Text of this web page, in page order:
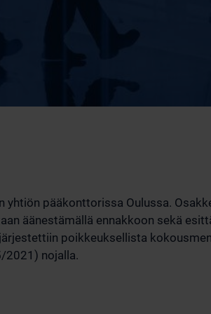
pääkonttorissa Oulussa.
äänestämällä ennakkoon sekä
poikkeuksellista
2021) nojalla.